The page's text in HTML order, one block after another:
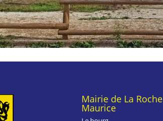
Mairie de La Roche
Maurice